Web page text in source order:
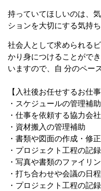
持っていてほしいのは、
ションを大切にする気持ち
社会人として求められる
かり身につけることがで
いますので、自 分のペー
【入社後お任せするお仕事
・スケジュールの管理補助
・仕事を依頼する協力会
・資材搬入の管理補助
・書類や図面の作成・修
・プロジェクト工程の記
・写真や書類のファイリ
・打ち合わせや会議の日
・プロジェクト工程の記